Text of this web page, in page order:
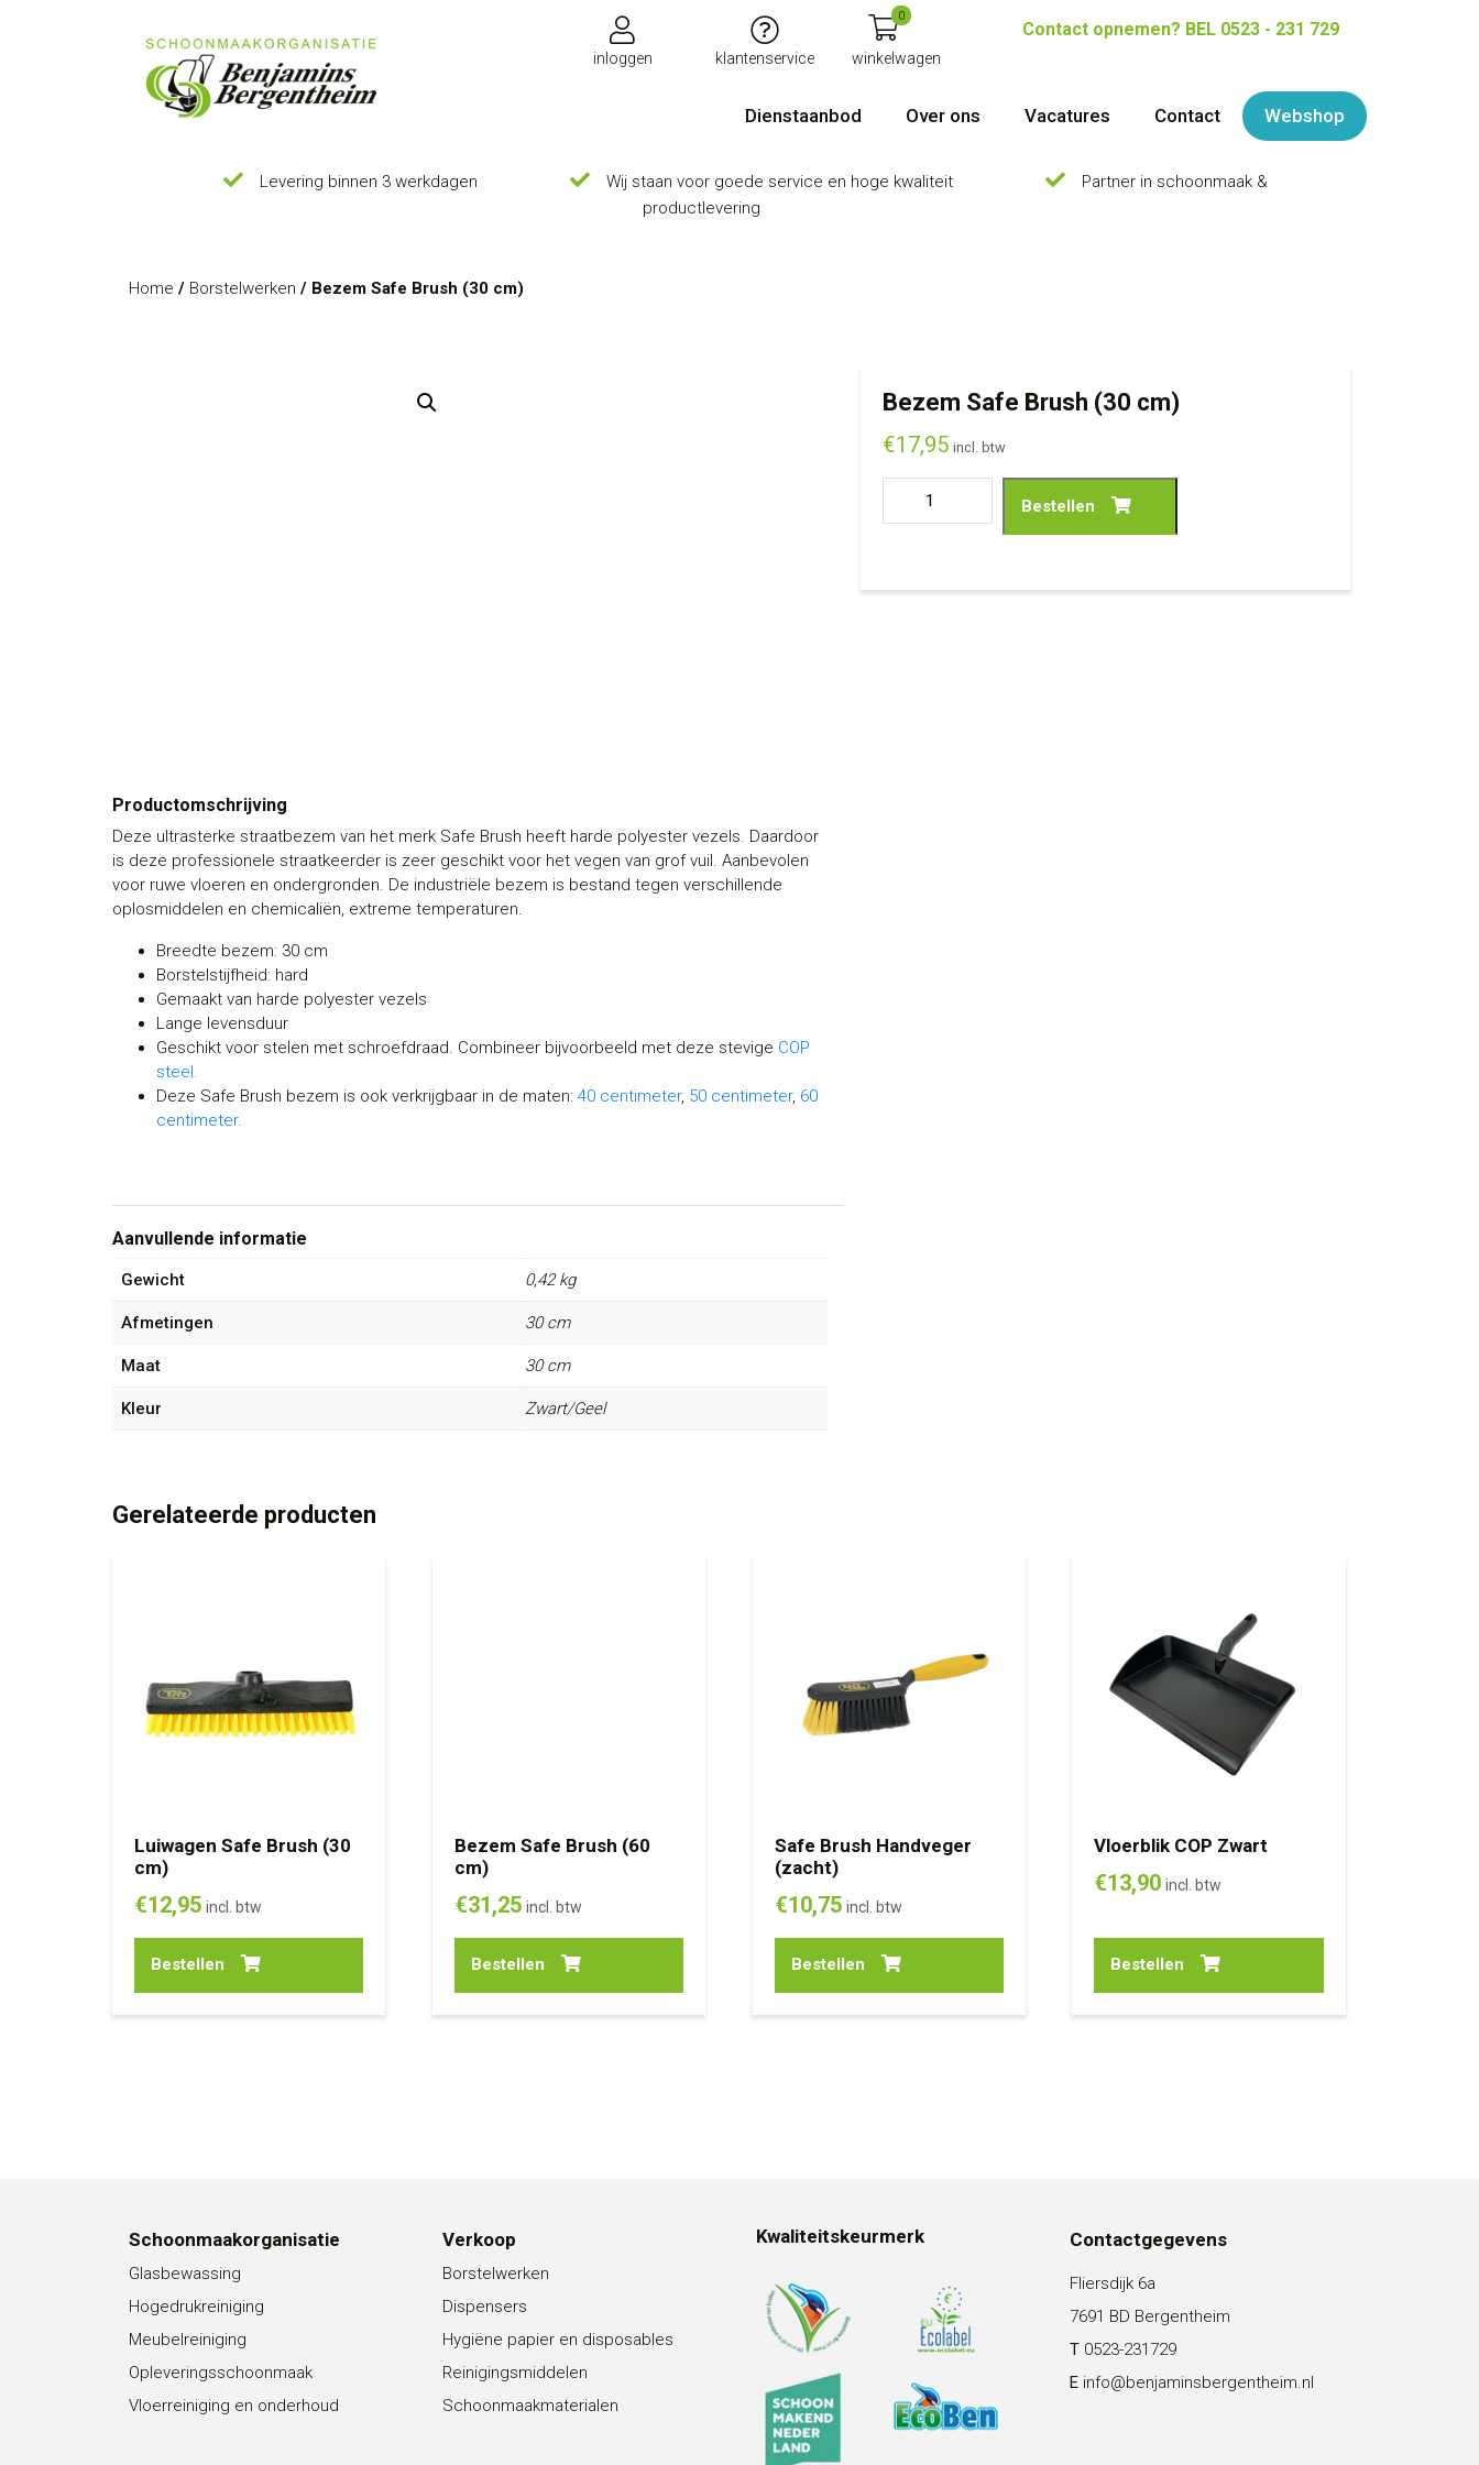
inloggen klantenservice
0
winkelwagen
Contact opnemen? BEL 0523 - 231 729
Dienstaanbod Over ons Vacatures Contact Webshop
Levering binnen 3 werkdagen Wij staan voor goede service en hoge kwaliteit
Partner in schoonmaak &
productlevering
Home / Borstelwerken / Bezem Safe Brush (30 cm)
Productomschrijving
Deze ultrasterke straatbezem van het merk Safe Brush heeft harde polyester vezels. Daardoor
is deze professionele straatkeerder is zeer geschikt voor het vegen van grof vuil. Aanbevolen
voor ruwe vloeren en ondergronden. De industriële bezem is bestand tegen verschillende
oplosmiddelen en chemicaliën, extreme temperaturen.
Breedte bezem: 30 cm
Borstelstijfheid: hard
Gemaakt van harde polyester vezels
Lange levensduur
Geschikt voor stelen met schroefdraad. Combineer bijvoorbeeld met deze stevige COP
steel.
Deze Safe Brush bezem is ook verkrijgbaar in de maten: 40 centimeter, 50 centimeter, 60
centimeter.
Aanvullende informatie
Gewicht 0,42 kg
Afmetingen 30 cm
Maat 30 cm
Kleur Zwart/Geel
Bezem Safe Brush (30 cm)
€17,95 incl. btw
Bestellen
Gerelateerde producten
Luiwagen Safe Brush (30
cm)
€12,95 incl. btw
Bestellen
Bezem Safe Brush (60
cm)
€31,25 incl. btw
Bestellen
Safe Brush Handveger
(zacht)
€10,75 incl. btw
Bestellen
Vloerblik COP Zwart
€13,90 incl. btw
Bestellen
Schoonmaakorganisatie
Glasbewassing
Hogedrukreiniging
Meubelreiniging
Opleveringsschoonmaak
Vloerreiniging en onderhoud
Verkoop
Borstelwerken
Dispensers
Hygiëne papier en disposables
Reinigingsmiddelen
Schoonmaakmaterialen
Kwaliteitskeurmerk Contactgegevens
Fliersdijk 6a
7691 BD Bergentheim
T 0523-231729
E info@benjaminsbergentheim.nl